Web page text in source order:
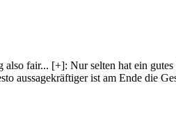
also fair... [+]: Nur selten hat ein
aussagekräftiger ist am Ende die